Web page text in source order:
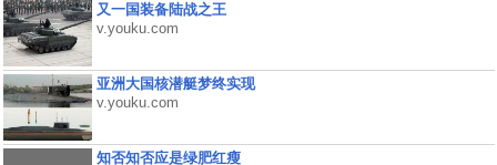
又一国装备陆战之王
v.youku.com
亚洲大国核潜艇梦终实现
v.youku.com
知否知否应是绿肥红瘦